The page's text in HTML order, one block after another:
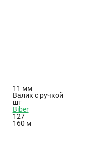
11 мм
Валик с ручкой
шт
Biber
127
160 м